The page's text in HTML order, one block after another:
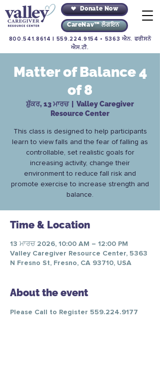
Donate Now
CareNav™ ਲੌਗਇਨ
800.541.8614 559.224.9154 • 5363 ਐਨ. ਫਰੀਸਨੋ
ਐਸ.ਟੀ.
Matter of Balance 4
of 8
ਸ਼ੁੱਕਰ, 13 ਮਾਰਚ
  |
Valley Caregiver
Resource Center
This class is designed to help participants
learn to view falls and the fear of falling as
controllable, set realistic goals for
increasing activity, change their
environment to reduce fall risk and
promote exercise to increase strength and
balance.
Time & Location
13 ਮਾਰਚ 2026, 10:00 AM – 12:00 PM
Valley Caregiver Resource Center, 5363
N Fresno St, Fresno, CA 93710, USA
About the event
Please Call to Register 559.224.9177